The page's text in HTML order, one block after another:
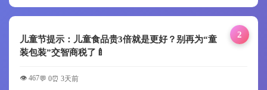
2
儿童节提示：儿童食品贵3倍就是更好？别再为“童
装包装”交智商税了🍼
👁️ 467💬 0⏰ 3天前